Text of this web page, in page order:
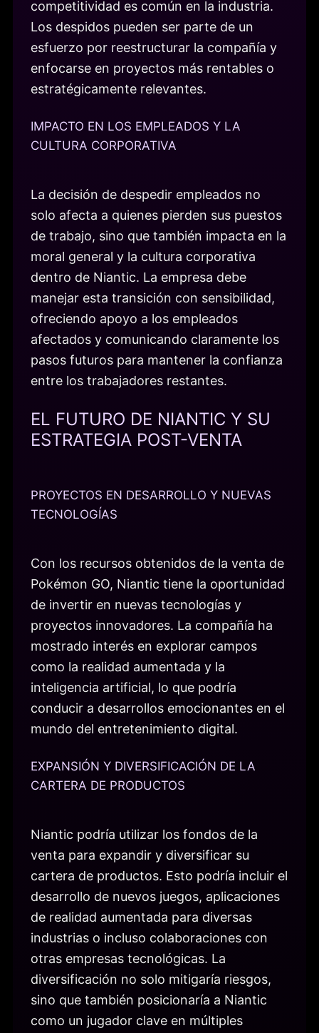
competitividad es común en la industria.
Los despidos pueden ser parte de un
esfuerzo por reestructurar la compañía y
enfocarse en proyectos más rentables o
estratégicamente relevantes.
IMPACTO EN LOS EMPLEADOS Y LA
CULTURA CORPORATIVA
La decisión de despedir empleados no
solo afecta a quienes pierden sus puestos
de trabajo, sino que también impacta en la
moral general y la cultura corporativa
dentro de Niantic. La empresa debe
manejar esta transición con sensibilidad,
ofreciendo apoyo a los empleados
afectados y comunicando claramente los
pasos futuros para mantener la confianza
entre los trabajadores restantes.
EL FUTURO DE NIANTIC Y SU
ESTRATEGIA POST-VENTA
PROYECTOS EN DESARROLLO Y NUEVAS
TECNOLOGÍAS
Con los recursos obtenidos de la venta de
Pokémon GO, Niantic tiene la oportunidad
de invertir en nuevas tecnologías y
proyectos innovadores. La compañía ha
mostrado interés en explorar campos
como la realidad aumentada y la
inteligencia artificial, lo que podría
conducir a desarrollos emocionantes en el
mundo del entretenimiento digital.
EXPANSIÓN Y DIVERSIFICACIÓN DE LA
CARTERA DE PRODUCTOS
Niantic podría utilizar los fondos de la
venta para expandir y diversificar su
cartera de productos. Esto podría incluir el
desarrollo de nuevos juegos, aplicaciones
de realidad aumentada para diversas
industrias o incluso colaboraciones con
otras empresas tecnológicas. La
diversificación no solo mitigaría riesgos,
sino que también posicionaría a Niantic
como un jugador clave en múltiples